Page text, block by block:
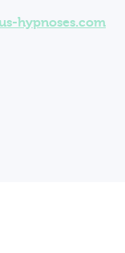
hypnoses.com